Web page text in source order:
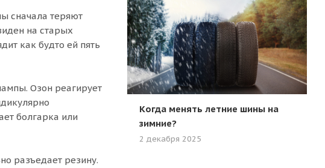
сначала теряют
на старых
как будто ей пять
Озон реагирует
болгарка или
разъедает резину.
Когда менять летние шины на
зимние?
2 декабря 2025